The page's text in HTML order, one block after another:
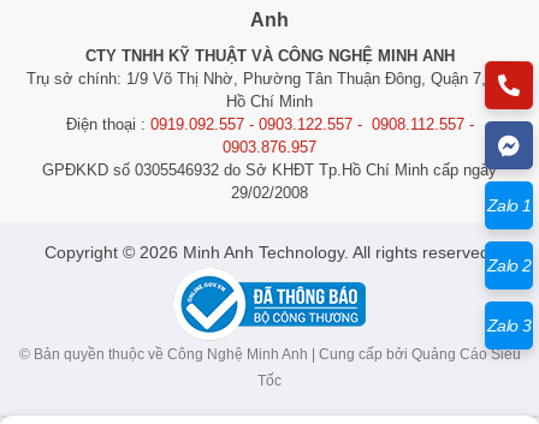
Anh
CTY TNHH KỸ THUẬT VÀ CÔNG NGHỆ MINH ANH
Trụ sở chính: 1/9 Võ Thị Nhờ, Phường Tân Thuận Đông, Quận 7, TP.
Hồ Chí Minh
Điện thoại : 0919.092.557 - 0903.122.557 - 0908.112.557 -
0903.876.957
GPĐKKD số 0305546932 do Sở KHĐT Tp.Hồ Chí Minh cấp ngày
29/02/2008
​​​​​​Copyright © 2026 Minh Anh Technology. All rights reserved.
© Bản quyền thuộc về Công Nghệ Minh Anh | Cung cấp bởi Quảng Cáo Siêu
Tốc
Zalo 1
Zalo 2
Zalo 3